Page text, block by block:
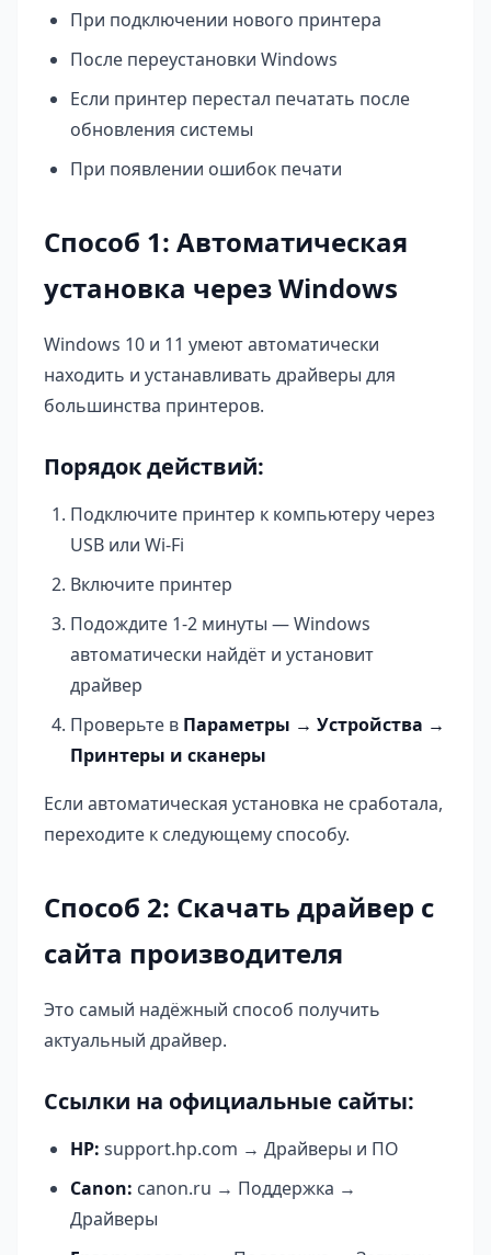
При подключении нового принтера
После переустановки Windows
Если принтер перестал печатать после
обновления системы
При появлении ошибок печати
Способ 1: Автоматическая
установка через Windows
Windows 10 и 11 умеют автоматически
находить и устанавливать драйверы для
большинства принтеров.
Порядок действий:
Подключите принтер к компьютеру через
USB или Wi-Fi
Включите принтер
Подождите 1-2 минуты — Windows
автоматически найдёт и установит
драйвер
Проверьте в Параметры → Устройства →
Принтеры и сканеры
Если автоматическая установка не сработала,
переходите к следующему способу.
Способ 2: Скачать драйвер с
сайта производителя
Это самый надёжный способ получить
актуальный драйвер.
Ссылки на официальные сайты:
HP: support.hp.com → Драйверы и ПО
Canon: canon.ru → Поддержка →
Драйверы